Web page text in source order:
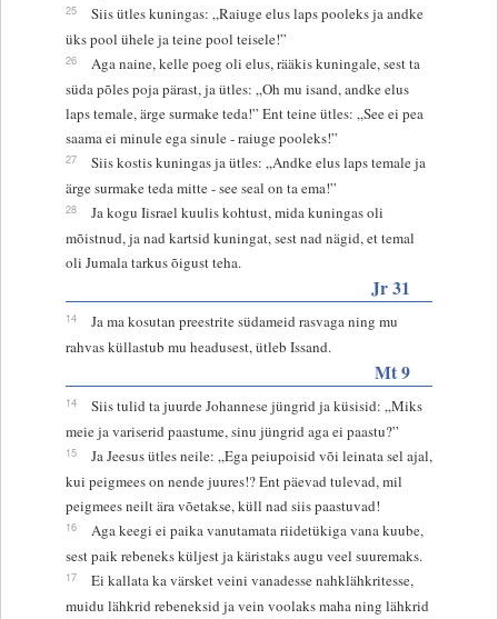
25
Siis ütles kuningas: „Raiuge elus laps pooleks ja andke
üks pool ühele ja teine pool teisele!”
26
Aga naine, kelle poeg oli elus, rääkis kuningale, sest ta
süda põles poja pärast, ja ütles: „Oh mu isand, andke elus
laps temale, ärge surmake teda!” Ent teine ütles: „See ei pea
saama ei minule ega sinule - raiuge pooleks!”
27
Siis kostis kuningas ja ütles: „Andke elus laps temale ja
ärge surmake teda mitte - see seal on ta ema!”
28
Ja kogu Iisrael kuulis kohtust, mida kuningas oli
mõistnud, ja nad kartsid kuningat, sest nad nägid, et temal
oli Jumala tarkus õigust teha.
Jr 31
14
Ja ma kosutan preestrite südameid rasvaga ning mu
rahvas küllastub mu headusest, ütleb Issand.
Mt 9
14
Siis tulid ta juurde Johannese jüngrid ja küsisid: „Miks
meie ja variserid paastume, sinu jüngrid aga ei paastu?”
15
Ja Jeesus ütles neile: „Ega peiupoisid või leinata sel ajal,
kui peigmees on nende juures!? Ent päevad tulevad, mil
peigmees neilt ära võetakse, küll nad siis paastuvad!
16
Aga keegi ei paika vanutamata riidetükiga vana kuube,
sest paik rebeneks küljest ja käristaks augu veel suuremaks.
17
Ei kallata ka värsket veini vanadesse nahklähkritesse,
muidu lähkrid rebeneksid ja vein voolaks maha ning lähkrid